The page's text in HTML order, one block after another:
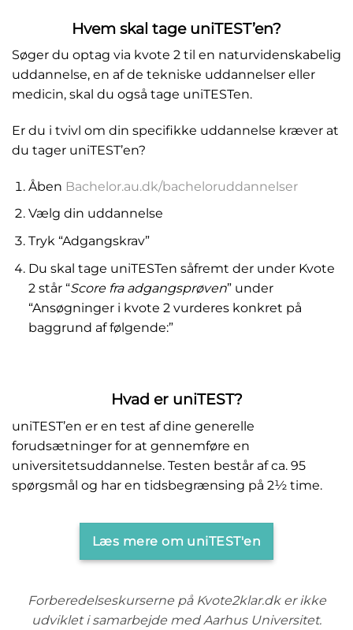
Hvem skal tage uniTEST’en?
Søger du optag via kvote 2 til en naturvidenskabelig
uddannelse, en af de tekniske uddannelser eller
medicin, skal du også tage uniTESTen.
Er du i tvivl om din specifikke uddannelse kræver at
du tager uniTEST’en?
Åben Bachelor.au.dk/bacheloruddannelser
Vælg din uddannelse
Tryk “Adgangskrav”
Du skal tage uniTESTen såfremt der under Kvote
2 står “Score fra adgangsprøven” under
“Ansøgninger i kvote 2 vurderes konkret på
baggrund af følgende:”
Hvad er uniTEST?
uniTEST’en er en test af dine generelle
forudsætninger for at gennemføre en
universitetsuddannelse. Testen består af ca. 95
spørgsmål og har en tidsbegrænsing på 2½ time.
Læs mere om uniTEST'en
Forberedelseskurserne på Kvote2klar.dk er ikke
udviklet i samarbejde med Aarhus Universitet.